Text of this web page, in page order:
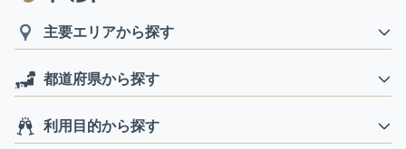
主要エリアから探す
都道府県から探す
利用目的から探す